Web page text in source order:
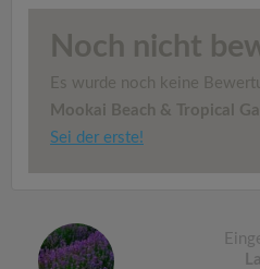
Noch nicht
Es wurde noch keine
Mookai Beach & Tropical
Sei der erste!